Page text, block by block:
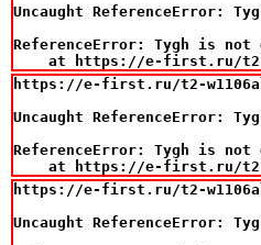
Uncaught ReferenceError:
ReferenceError: Tygh is not
at https://e-first.ru/
https://e-first.ru/t2-w1106al-
Uncaught ReferenceError:
ReferenceError: Tygh is not
at https://e-first.ru/
https://e-first.ru/t2-w1106al-
Uncaught ReferenceError: